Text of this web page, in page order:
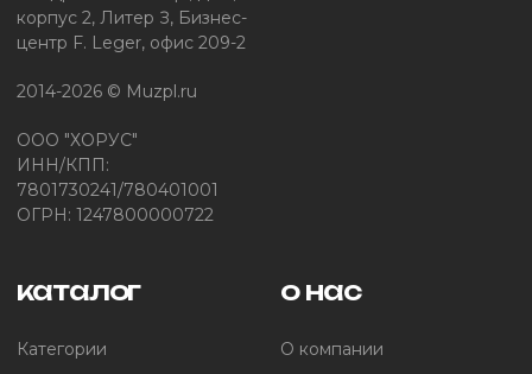
корпус 2, Литер З, Бизнес-
центр F. Leger, офис 209-2
2014-2026 © Muzpl.ru
ООО "ХОРУС"
ИНН/КПП:
7801730241/780401001
ОГРН: 1247800000722
каталог
Категории
о нас
О компании